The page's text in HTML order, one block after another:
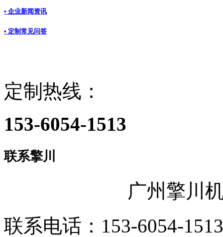
• 企业新闻资讯
• 定制常见问答
定制热线：
153-6054-1513
联系擎川
广州擎川
联系电话：153-6054-1513